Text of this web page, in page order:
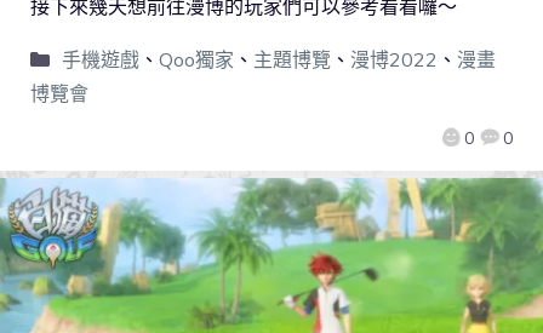
0 0
接下來幾天想前往漫博的玩家們可以參考看看囉～
手機遊戲、 Qoo獨家 、 主題博覽 、 漫博2022 、 漫畫
博覽會